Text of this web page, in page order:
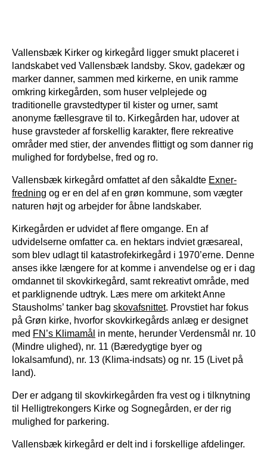
Vallensbæk Kirker og kirkegård ligger smukt placeret i
landskabet ved Vallensbæk landsby. Skov, gadekær og
marker danner, sammen med kirkerne, en unik ramme
omkring kirkegården, som huser velplejede og
traditionelle gravstedtyper til kister og urner, samt
anonyme fællesgrave til to. Kirkegården har, udover at
huse gravsteder af forskellig karakter, flere rekreative
områder med stier, der anvendes flittigt og som danner rig
mulighed for fordybelse, fred og ro.
Vallensbæk kirkegård omfattet af den såkaldte Exner-
fredning og er en del af en grøn kommune, som vægter
naturen højt og arbejder for åbne landskaber.
Kirkegården er udvidet af flere omgange. En af
udvidelserne omfatter ca. en hektars indviet græsareal,
som blev udlagt til katastrofekirkegård i 1970’erne. Denne
anses ikke længere for at komme i anvendelse og er i dag
omdannet til skovkirkegård, samt rekreativt område, med
et parklignende udtryk. Læs mere om arkitekt Anne
Stausholms’ tanker bag skovafsnittet. Provstiet har fokus
på Grøn kirke, hvorfor skovkirkegårds anlæg er designet
med FN’s Klimamål in mente, herunder Verdensmål nr. 10
(Mindre ulighed), nr. 11 (Bæredygtige byer og
lokalsamfund), nr. 13 (Klima-indsats) og nr. 15 (Livet på
land).
Der er adgang til skovkirkegården fra vest og i tilknytning
til Helligtrekongers Kirke og Sognegården, er der rig
mulighed for parkering.
Vallensbæk kirkegård er delt ind i forskellige afdelinger.